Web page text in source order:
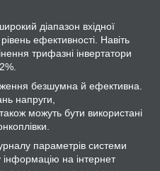
діапазон вхідної
ефективності. Навіть
трифазні інвертатори
безшумна й ефективна.
напруги,
можуть бути використані
параметрів системи
на інтернет